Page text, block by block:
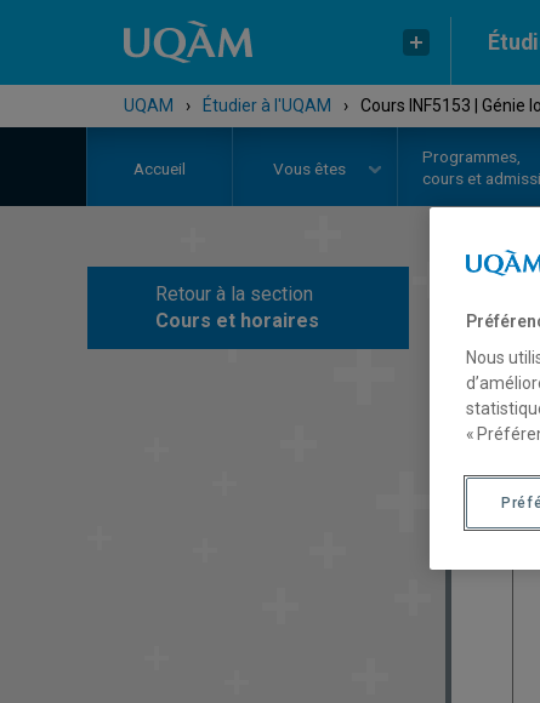
UQAM › Étudier à l'UQAM › Cours INF5153 | Génie
Accueil Vous êtes
Programmes,
cours et
Retour à la section
Cours et horaires
Nous
«